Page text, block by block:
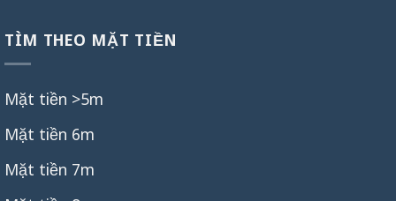
TÌM THEO MẶT TIỀN
Mặt tiền >5m
Mặt tiền 6m
Mặt tiền 7m